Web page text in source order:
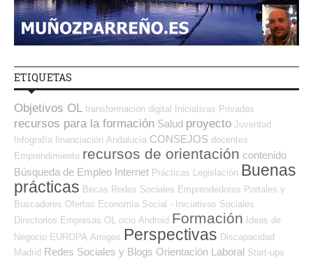
ETIQUETAS
Objetivos OL transformación digital Iniciativas Privadas
recursos para la formación Salud proyecto Juventud
Infografía financiación Andalucía CONSEJOS docentes
Emprendimiento recursos de orientación contenido
Búsqueda de Empleo Internet Prácticas Legislación Buenas
prácticas Becas Redes Sociales Emprendedores Portales y
Buscadores Ofertas Economía Social - Iniciativas Sociales
Directorios Empresas OL
ocio Android Formación Ideas de
Negocio EUROPA Amigos Perspectivas Discapacidad
Madrid Redes Sociales y Blogs Orientación Laboral Start-ups